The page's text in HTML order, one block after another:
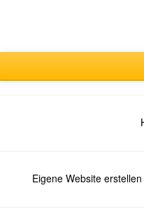
Eigene Website